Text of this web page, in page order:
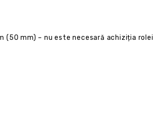
(50 mm) – nu este necesară achiziția